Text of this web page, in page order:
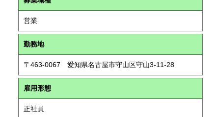
営業
勤務地
〒463-0067 愛知県名古屋市守山区守山3-11-28
雇用形態
正社員